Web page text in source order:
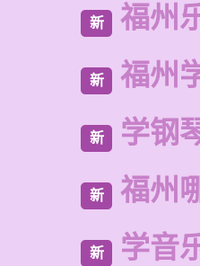
新 福州
新 福州
新 学钢
新 福州
新 学音